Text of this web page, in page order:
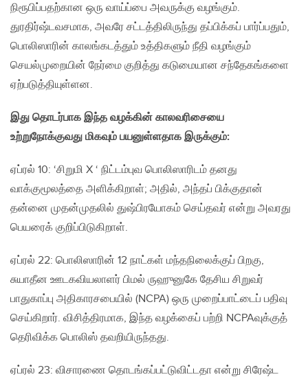
நிரூபிப்பதற்கான ஒரு வாய்ப்பை அவருக்கு வழங்கும்.
துரதிர்ஷ்டவசமாக, அவரே சட்டத்திலிருந்து தப்பிக்கப் பார்ப்பதும்,
பொலிஸாரின் காலங்கடத்தும் உத்திகளும் நீதி வழங்கும்
செயல்முறையின் நேர்மை குறித்து கடுமையான சந்தேகங்களை
ஏற்படுத்தியுள்ளன.
இது தொடர்பாக இந்த வழக்கின் காலவரிசையை
உற்றுநோக்குவது மிகவும் பயனுள்ளதாக இருக்கும்:
ஏப்ரல் 10: ‘சிறுமி X ‘ நிட்டம்புவ பொலிஸாரிடம் தனது
வாக்குமூலத்தை அளிக்கிறாள்; அதில், அந்தப் பிக்குதான்
தன்னை முதன்முதலில் துஷ்பிரயோகம் செய்தவர் என்று அவரது
பெயரைக் குறிப்பிடுகிறாள்.
ஏப்ரல் 22: பொலிஸாரின் 12 நாட்கள் மந்தநிலைக்குப் பிறகு,
சுயாதீன ஊடகவியலாளர் பிமல் ருஹுனுகே தேசிய சிறுவர்
பாதுகாப்பு அதிகாரசபையில் (NCPA) ஒரு முறைப்பாட்டைப் பதிவு
செய்கிறார். விசித்திரமாக, இந்த வழக்கைப் பற்றி NCPAவுக்குத்
தெரிவிக்க பொலிஸ் தவறியிருந்தது.
ஏப்ரல் 23: விசாரணை தொடங்கப்பட்டுவிட்டதா என்று சிரேஷ்ட